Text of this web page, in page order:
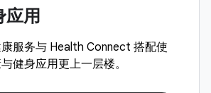
应用
服务与 Health Connect 搭配使
健身应用更上一层楼。